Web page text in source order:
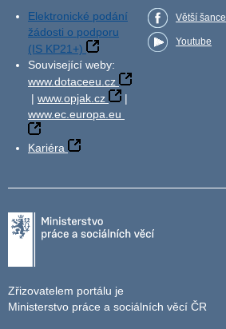
Elektronické podání
žádosti o podporu
(IS KP21+)
Související weby:
www.dotaceeu.cz
| www.opjak.cz
|
www.ec.europa.eu
Kariéra
Větší šance
Youtube
Zřizovatelem portálu je
Ministerstvo práce a sociálních věcí ČR